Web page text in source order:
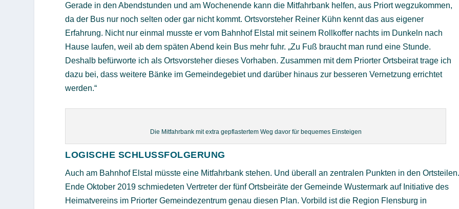
Gerade in den Abendstunden und am Wochenende kann die Mitfahrbank helfen, aus Priort wegzukommen,
da der Bus nur noch selten oder gar nicht kommt. Ortsvorsteher Reiner Kühn kennt das aus eigener
Erfahrung. Nicht nur einmal musste er vom Bahnhof Elstal mit seinem Rollkoffer nachts im Dunkeln nach
Hause laufen, weil ab dem späten Abend kein Bus mehr fuhr. „Zu Fuß braucht man rund eine Stunde.
Deshalb befürworte ich als Ortsvorsteher dieses Vorhaben. Zusammen mit dem Priorter Ortsbeirat trage ich
dazu bei, dass weitere Bänke im Gemeindegebiet und darüber hinaus zur besseren Vernetzung errichtet
werden.“
Die Mitfahrbank mit extra gepflastertem Weg davor für bequemes Einsteigen
LOGISCHE SCHLUSSFOLGERUNG
Auch am Bahnhof Elstal müsste eine Mitfahrbank stehen. Und überall an zentralen Punkten in den
Ende Oktober 2019 schmiedeten Vertreter der fünf Ortsbeiräte der Gemeinde Wustermark auf Initiative des
Heimatvereins im Priorter Gemeindezentrum genau diesen Plan. Vorbild ist die Region Flensburg in